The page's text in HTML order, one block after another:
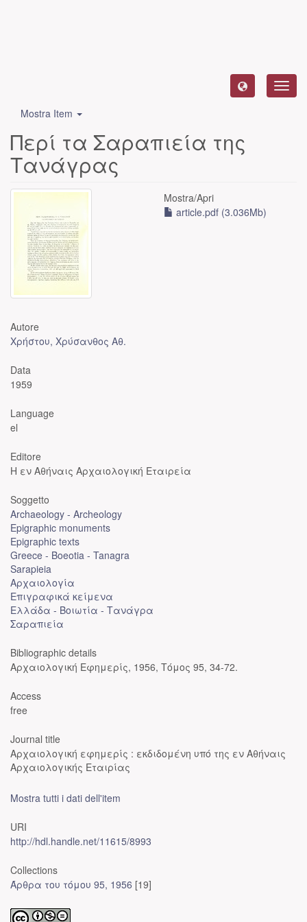
Mostra Item
Περί τα Σαραπιεία της
Τανάγρας
Mostra/Apri
article.pdf (3.036Mb)
Autore
Χρήστου, Χρύσανθος Αθ.
Data
1959
Language
el
Editore
Η εν Αθήναις Αρχαιολογική Εταιρεία
Soggetto
Archaeology - Archeology
Epigraphic monuments
Epigraphic texts
Greece - Boeotia - Tanagra
Sarapieia
Αρχαιολογία
Επιγραφικά κείμενα
Ελλάδα - Βοιωτία - Τανάγρα
Σαραπιεία
Bibliographic details
Αρχαιολογική Εφημερίς, 1956, Τόμος 95, 34-72.
Access
free
Journal title
Αρχαιολογική εφημερίς : εκδιδομένη υπό της εν Αθήναις
Αρχαιολογικής Εταιρίας
Mostra tutti i dati dell'item
URI
http://hdl.handle.net/11615/8993
Collections
Άρθρα του τόμου 95, 1956 [19]